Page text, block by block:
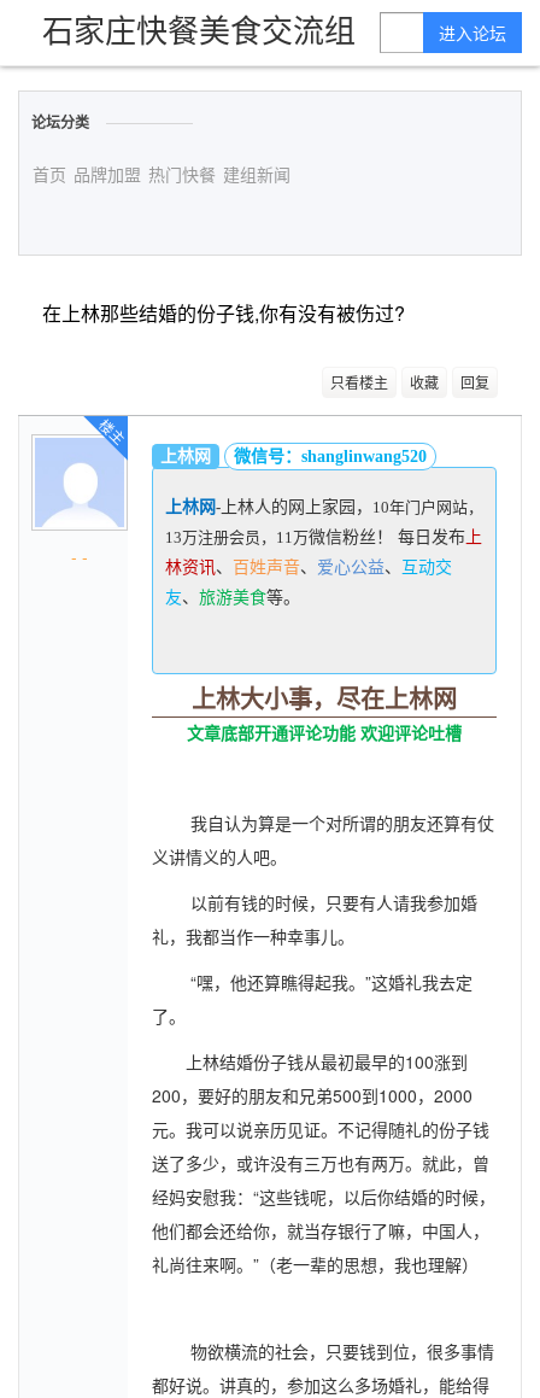
石家庄快餐美食交流组 进入论坛
论坛分类
首页 品牌加盟 热门快餐 建组新闻
在上林那些结婚的份子钱,你有没有被伤过?
只看楼主 收藏 回复
- -
楼主
上林网 微信号：shanglinwang520
上林网- 上林人的网上家园， 10年门户网站，
13万注册会员，11万微信粉丝 ！ 每日发布 上
林资讯、 百姓声音、 爱心公益、
互动交
友、 旅游美食等。
上林大小事，尽在上林网
文章底部开通评论功能 欢迎评论吐槽
我自认为算是一个对所谓的朋友还算有仗
义讲情义的人吧。
以前有钱的时候，只要有人请我参加婚
礼，我都当作一种幸事儿。
“嘿，他还算瞧得起我。”这婚礼我去定
了。
上林结婚份子钱从最初最早的100涨到
200，要好的朋友和兄弟500到1000，2000
元。我可以说亲历见证。不记得随礼的份子钱
送了多少，或许没有三万也有两万。就此，曾
经妈安慰我：“这些钱呢，以后你结婚的时候，
他们都会还给你，就当存银行了嘛，中国人，
礼尚往来啊。”（老一辈的思想，我也理解）
物欲横流的社会，只要钱到位，很多事情
都好说。讲真的，参加这么多场婚礼，能给得